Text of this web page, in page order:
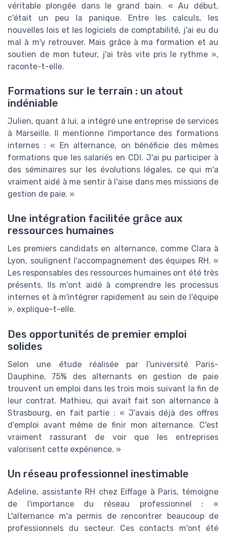
véritable plongée dans le grand bain. « Au début,
c'était un peu la panique. Entre les calculs, les
nouvelles lois et les logiciels de comptabilité, j'ai eu du
mal à m'y retrouver. Mais grâce à ma formation et au
soutien de mon tuteur, j'ai très vite pris le rythme »,
raconte-t-elle.
Formations sur le terrain : un atout
indéniable
Julien, quant à lui, a intégré une entreprise de services
à Marseille. Il mentionne l'importance des formations
internes : « En alternance, on bénéficie des mêmes
formations que les salariés en CDI. J'ai pu participer à
des séminaires sur les évolutions légales, ce qui m'a
vraiment aidé à me sentir à l'aise dans mes missions de
gestion de paie. »
Une intégration facilitée grâce aux
ressources humaines
Les premiers candidats en alternance, comme Clara à
Lyon, soulignent l'accompagnement des équipes RH. «
Les responsables des ressources humaines ont été très
présents. Ils m'ont aidé à comprendre les processus
internes et à m'intégrer rapidement au sein de l'équipe
», explique-t-elle.
Des opportunités de premier emploi
solides
Selon une étude réalisée par l'université Paris-
Dauphine, 75% des alternants en gestion de paie
trouvent un emploi dans les trois mois suivant la fin de
leur contrat. Mathieu, qui avait fait son alternance à
Strasbourg, en fait partie : « J'avais déjà des offres
d'emploi avant même de finir mon alternance. C'est
vraiment rassurant de voir que les entreprises
valorisent cette expérience. »
Un réseau professionnel inestimable
Adeline, assistante RH chez Eiffage à Paris, témoigne
de l'importance du réseau professionnel : «
L'alternance m'a permis de rencontrer beaucoup de
professionnels du secteur. Ces contacts m'ont été